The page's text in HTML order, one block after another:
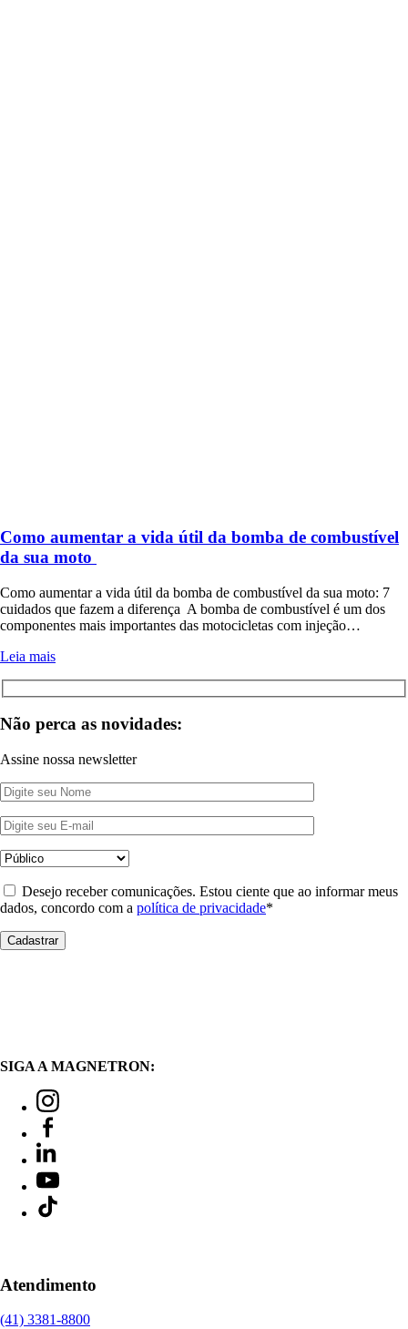
Como aumentar a vida útil da bomba de combustível
da sua moto
Como aumentar a vida útil da bomba de combustível da sua moto: 7
cuidados que fazem a diferença A bomba de combustível é um dos
componentes mais importantes das motocicletas com injeção…
Leia mais
Não perca as novidades:
Assine nossa newsletter
Desejo receber comunicações. Estou ciente que ao informar meus
dados, concordo com a política de privacidade*
SIGA A MAGNETRON:
Atendimento
(41) 3381-8800